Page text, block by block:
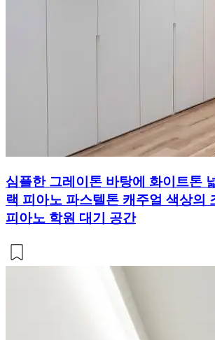
심플한 그레이톤 바탕에 화이트톤
랙 피아노 파스텔톤 캐주얼 색상의
피아노 학원 대기 공간